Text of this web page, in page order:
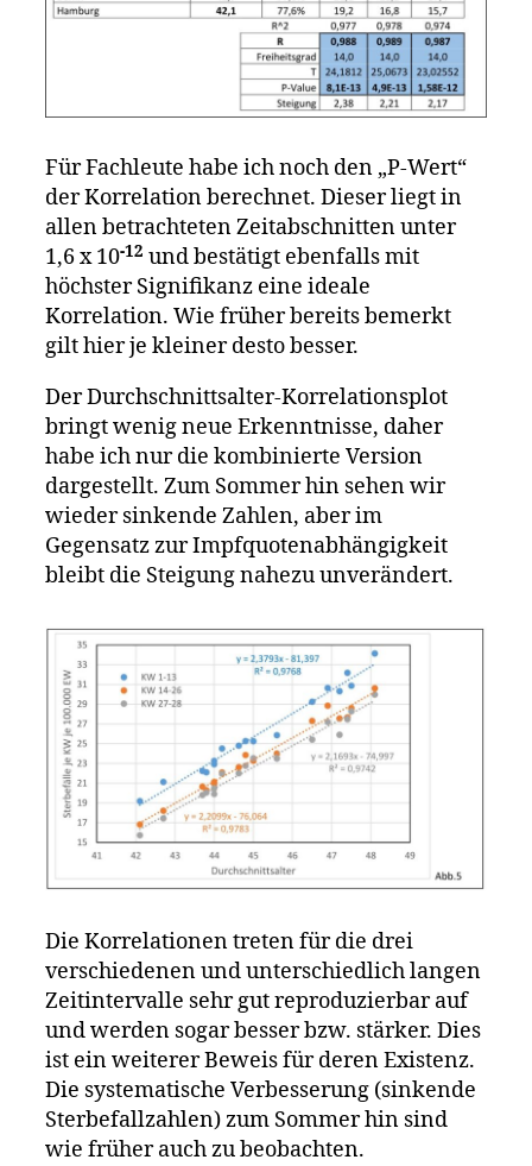
Für Fachleute habe ich noch den „P-Wert“
der Korrelation berechnet. Dieser liegt in
allen betrachteten Zeitabschnitten unter
1,6 x 10-12 und bestätigt ebenfalls mit
höchster Signifikanz eine ideale
Korrelation. Wie früher bereits bemerkt
gilt hier je kleiner desto besser.
Der Durchschnittsalter-Korrelationsplot
bringt wenig neue Erkenntnisse, daher
habe ich nur die kombinierte Version
dargestellt. Zum Sommer hin sehen wir
wieder sinkende Zahlen, aber im
Gegensatz zur Impfquotenabhängigkeit
bleibt die Steigung nahezu unverändert.
Die Korrelationen treten für die drei
verschiedenen und unterschiedlich langen
Zeitintervalle sehr gut reproduzierbar auf
und werden sogar besser bzw. stärker. Dies
ist ein weiterer Beweis für deren Existenz.
Die systematische Verbesserung (sinkende
Sterbefallzahlen) zum Sommer hin sind
wie früher auch zu beobachten.